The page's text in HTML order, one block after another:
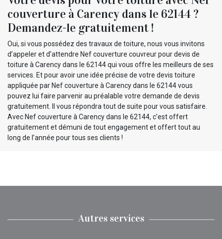
couverture à Carency dans le 62144 ?
Demandez-le gratuitement !
Oui, si vous possédez des travaux de toiture, nous vous invitons
d’appeler et d’attendre Nef couverture couvreur pour devis de
toiture à Carency dans le 62144 qui vous offre les meilleurs de ses
services. Et pour avoir une idée précise de votre devis toiture
appliquée par Nef couverture à Carency dans le 62144 vous
pouvez lui faire parvenir au préalable votre demande de devis
gratuitement. Il vous répondra tout de suite pour vous satisfaire.
Avec Nef couverture à Carency dans le 62144, c’est offert
gratuitement et démuni de tout engagement et offert tout au
long de l’année pour tous ses clients !
Autres services